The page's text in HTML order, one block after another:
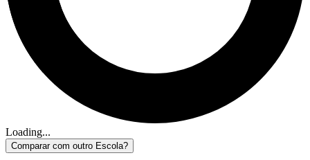
Loading...
Comparar com outro Escola?